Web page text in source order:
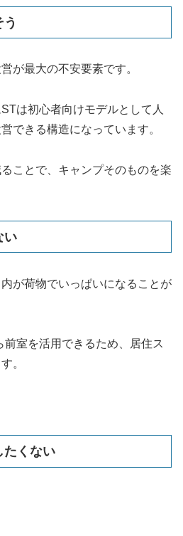
が最大の不安要素です。
は初心者向けモデルとして人
できる構造になっています。
ことで、キャンプそのものを楽
い
が荷物でいっぱいになることが
室を活用できるため、居住ス
。
たくない